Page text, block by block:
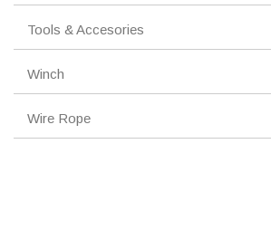
Tools & Accesories
Winch
Wire Rope